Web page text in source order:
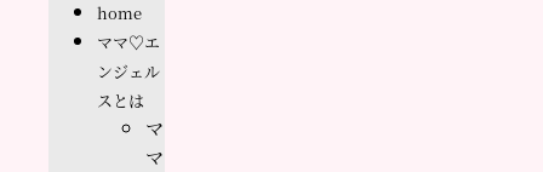
home
ママ♡エ
ンジェル
スとは
マ
マ